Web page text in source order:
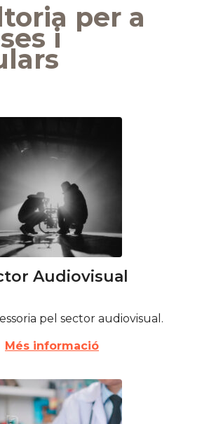
per a
i
Audiovisual
pel sector audiovisual.
Més informació